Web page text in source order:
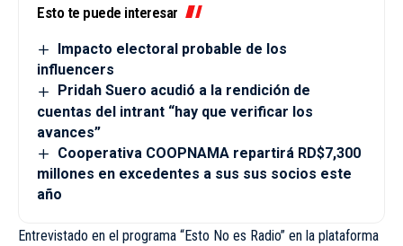
Esto te puede interesar
Impacto electoral probable de los
influencers
Pridah Suero acudió a la rendición de
cuentas del intrant “hay que verificar los
avances”
Cooperativa COOPNAMA repartirá RD$7,300
millones en excedentes a sus sus socios este
año
Entrevistado en el programa “Esto No es Radio” en la plataforma